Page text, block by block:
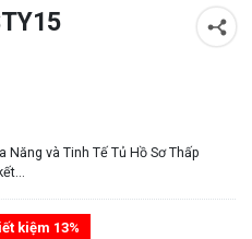
Năng và Tinh Tế Tủ Hồ Sơ Thấp
kiệm 13%